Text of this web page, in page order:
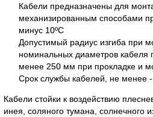
Кабели предназначены для
механизированным способами
минус 10ºС
Допустимый радиус изгиба при
номинальных диаметров кабеля
менее 250 мм при прокладке и
Срок службы кабелей, не менее
Кабели стойки к воздействию
инея, соляного тумана, солнечного